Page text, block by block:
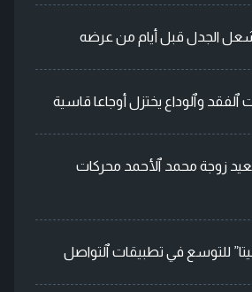
الجدل قبل أيام من عرضه
وٱلوداع يختزل أوجاعا قاسية
زوجة محمد ٱلأحمد محركات
للتوسع في تطبيقات ٱلتواصل